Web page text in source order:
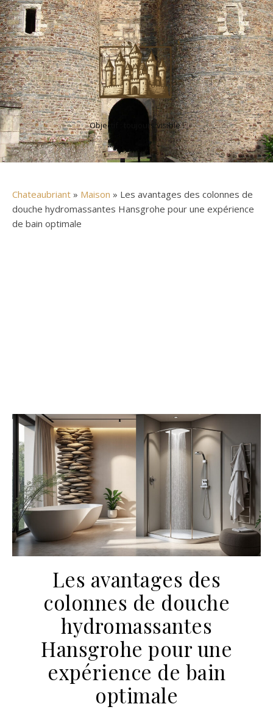
Objectif : toujours visible !
Chateaubriant » Maison » Les avantages des colonnes de
douche hydromassantes Hansgrohe pour une expérience
de bain optimale
Les avantages des
colonnes de douche
hydromassantes
Hansgrohe pour une
expérience de bain
optimale